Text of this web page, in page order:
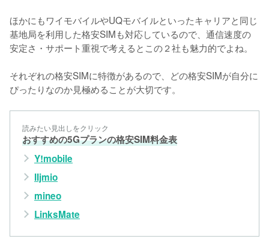
ほかにもワイモバイルやUQモバイルといったキャリアと同じ
基地局を利用した格安SIMも対応しているので、通信速度の
安定さ・サポート重視で考えるとこの２社も魅力的でよね。
それぞれの格安SIMに特徴があるので、どの格安SIMが自分に
ぴったりなのか見極めることが大切です。
読みたい見出しをクリック
おすすめの5Gプランの格安SIM料金表
Y!mobile
IIjmio
mineo
LinksMate